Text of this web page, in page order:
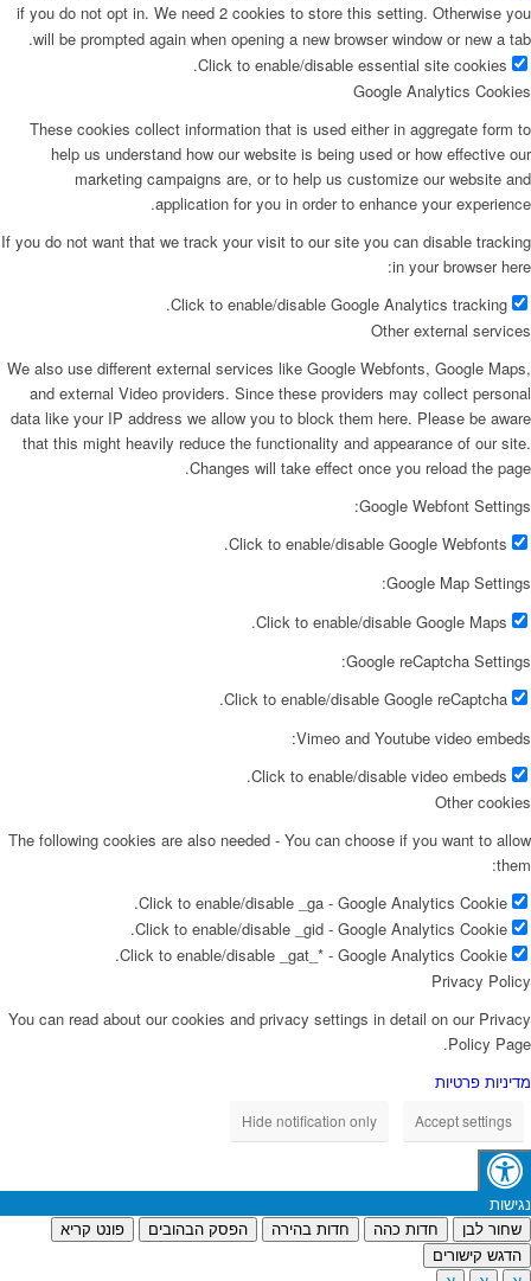
if you do not opt in. We need 2 cookies to store this setting. Otherwise you
will be prompted again when opening a new browser window or new a tab.
Click to enable/disable essential site cookies.
Google Analytics Cookies
These cookies collect information that is used either in aggregate form to
help us understand how our website is being used or how effective our
marketing campaigns are, or to help us customize our website and
application for you in order to enhance your experience.
If you do not want that we track your visit to our site you can disable tracking
in your browser here:
Click to enable/disable Google Analytics tracking.
Other external services
We also use different external services like Google Webfonts, Google Maps,
and external Video providers. Since these providers may collect personal
data like your IP address we allow you to block them here. Please be aware
that this might heavily reduce the functionality and appearance of our site.
Changes will take effect once you reload the page.
Google Webfont Settings:
Click to enable/disable Google Webfonts.
Google Map Settings:
Click to enable/disable Google Maps.
Google reCaptcha Settings:
Click to enable/disable Google reCaptcha.
Vimeo and Youtube video embeds:
Click to enable/disable video embeds.
Other cookies
The following cookies are also needed - You can choose if you want to allow
them:
Click to enable/disable _ga - Google Analytics Cookie.
Click to enable/disable _gid - Google Analytics Cookie.
Click to enable/disable _gat_* - Google Analytics Cookie.
Privacy Policy
You can read about our cookies and privacy settings in detail on our Privacy
Policy Page.
מדיניות פרטיות
Accept settings
Hide notification only
נגישות
שחור לבן חדות כהה חדות בהירה הפסק הבהובים
פונט קריא
הדגש קישורים